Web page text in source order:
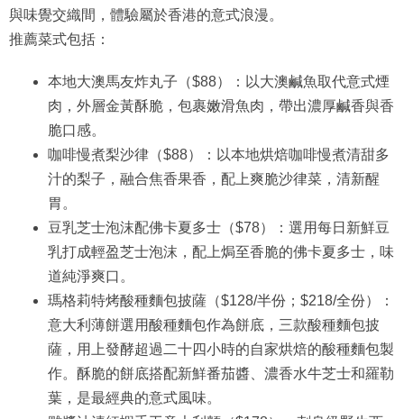
與味覺交織間，體驗屬於香港的意式浪漫。
推薦菜式包括：
本地大澳馬友炸丸子（$88）：以大澳鹹魚取代意式煙
肉，外層金黃酥脆，包裹嫩滑魚肉，帶出濃厚鹹香與香
脆口感。
咖啡慢煮梨沙律（$88）：以本地烘焙咖啡慢煮清甜多
汁的梨子，融合焦香果香，配上爽脆沙律菜，清新醒
胃。
豆乳芝士泡沫配佛卡夏多士（$78）：選用每日新鮮豆
乳打成輕盈芝士泡沫，配上焗至香脆的佛卡夏多士，味
道純淨爽口。
瑪格莉特烤酸種麵包披薩（$128/半份；$218/全份）：
意大利薄餅選用酸種麵包作為餅底，三款酸種麵包披
薩，用上發酵超過二十四小時的自家烘焙的酸種麵包製
作。酥脆的餅底搭配新鮮番茄醬、濃香水牛芝士和羅勒
葉，是最經典的意式風味。